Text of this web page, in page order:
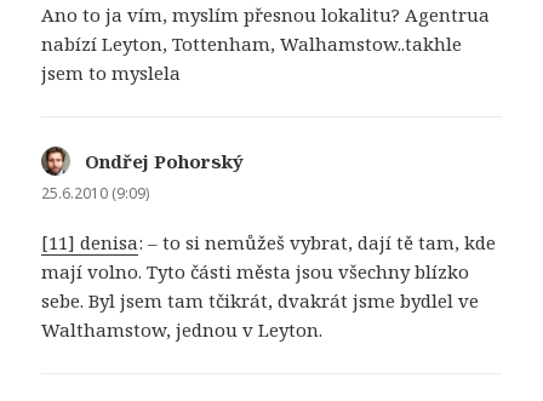
Ano to ja vím, myslím přesnou lokalitu? Agentrua
nabízí Leyton, Tottenham, Walhamstow..takhle
jsem to myslela
Ondřej Pohorský
25.6.2010 (9:09)
[11] denisa: – to si nemůžeš vybrat, dají tě tam, kde
mají volno. Tyto části města jsou všechny blízko
sebe. Byl jsem tam tčikrát, dvakrát jsme bydlel ve
Walthamstow, jednou v Leyton.